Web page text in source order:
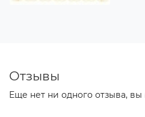
Отзывы
Еще нет ни одного отзыва,